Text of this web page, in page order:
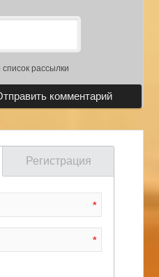
рассылки
Регистрация
*
*